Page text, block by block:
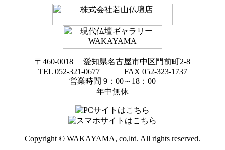
〒460-0018 愛知県名古屋市中区門前町2-8
TEL 052-321-0677 FAX 052-323-1737
営業時間 9：00～18：00
年中無休
Copyright © WAKAYAMA, co,ltd. All rights reserved.